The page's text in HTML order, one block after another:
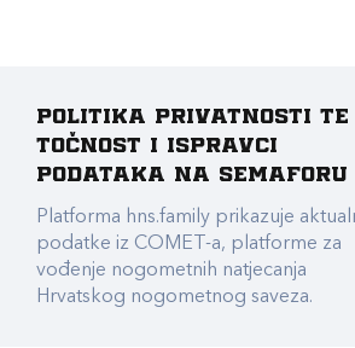
Politika privatnosti te
točnost i ispravci
podataka na Semaforu
Platforma hns.family prikazuje
podatke iz COMET-a, platforme za
vođenje nogometnih natjecanja
Hrvatskog nogometnog saveza.